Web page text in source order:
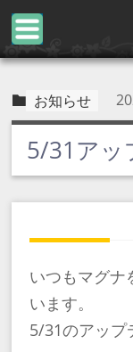
お知らせ
5/31アッ
いつもマグナ
います。
5/31のアップ